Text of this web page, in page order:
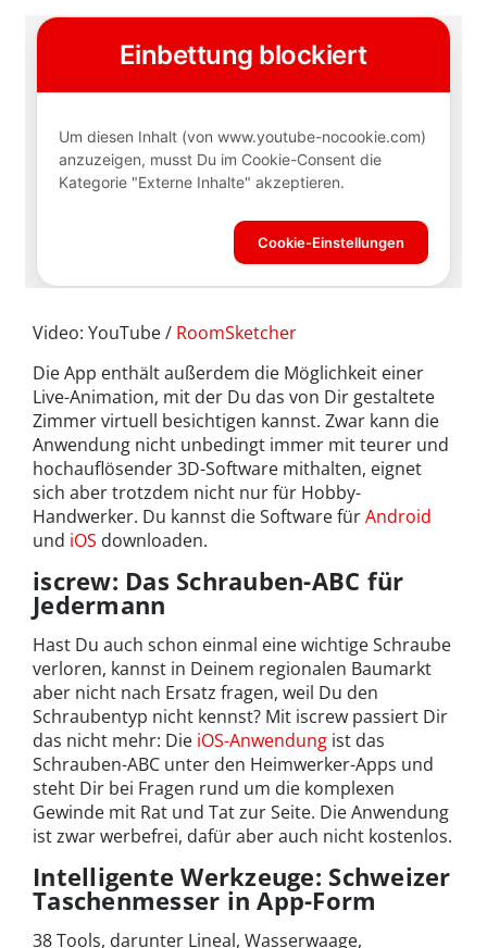
Video: YouTube / RoomSketcher
Die App enthält außerdem die Möglichkeit einer
Live-Animation, mit der Du das von Dir gestaltete
Zimmer virtuell besichtigen kannst. Zwar kann die
Anwendung nicht unbedingt immer mit teurer und
hochauflösender 3D-Software mithalten, eignet
sich aber trotzdem nicht nur für Hobby-
Handwerker. Du kannst die Software fürAndroid
und iOS downloaden.
iscrew: Das Schrauben-ABC für
Jedermann
Hast Du auch schon einmal eine wichtige Schraube
verloren, kannst in Deinem regionalen Baumarkt
aber nicht nach Ersatz fragen, weil Du den
Schraubentyp nicht kennst? Mit iscrew passiert Dir
das nicht mehr: Die iOS-Anwendung ist das
Schrauben-ABC unter den Heimwerker-Apps und
steht Dir bei Fragen rund um die komplexen
Gewinde mit Rat und Tat zur Seite. Die Anwendung
ist zwar werbefrei, dafür aber auch nicht kostenlos.
Intelligente Werkzeuge: Schweizer
Taschenmesser in App-Form
38 Tools, darunter Lineal, Wasserwaage,